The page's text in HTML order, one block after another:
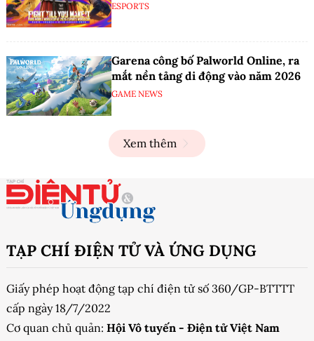
ESPORTS
Garena công bố Palworld Online, ra
mắt nền tảng di động vào năm 2026
GAME NEWS
Xem thêm
TẠP CHÍ ĐIỆN TỬ VÀ ỨNG DỤNG
Giấy phép hoạt động tạp chí điện tử số 360/GP-BTTTT
cấp ngày 18/7/2022
Cơ quan chủ quản: Hội Vô tuyến - Điện tử Việt Nam